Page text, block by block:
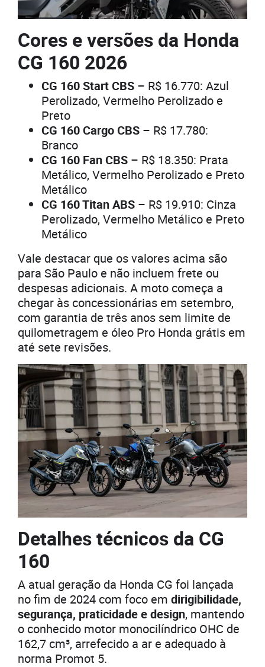
Cores e versões da Honda
CG 160 2026
CG 160 Start CBS – R$ 16.770: Azul
Perolizado, Vermelho Perolizado e
Preto
CG 160 Cargo CBS – R$ 17.780:
Branco
CG 160 Fan CBS – R$ 18.350: Prata
Metálico, Vermelho Perolizado e Preto
Metálico
CG 160 Titan ABS – R$ 19.910: Cinza
Perolizado, Vermelho Metálico e Preto
Metálico
Vale destacar que os valores acima são
para São Paulo e não incluem frete ou
despesas adicionais. A moto começa a
chegar às concessionárias em setembro,
com garantia de três anos sem limite de
quilometragem e óleo Pro Honda grátis em
até sete revisões.
Detalhes técnicos da CG
160
A atual geração da Honda CG foi lançada
no fim de 2024 com foco em dirigibilidade,
segurança, praticidade e design, mantendo
o conhecido motor monocilíndrico OHC de
162,7 cm³, arrefecido a ar e adequado à
norma Promot 5.